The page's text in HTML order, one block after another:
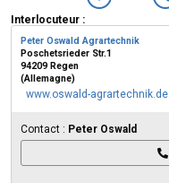
Interlocuteur :
Peter Oswald Agrartechnik
Poschetsrieder Str.1
94209 Regen
(Allemagne)
www.oswald-agrartechnik.de
Contact : Peter Oswald